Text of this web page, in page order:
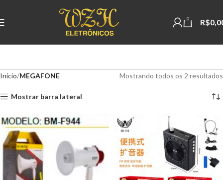
0 R$
Início MEGAFONE Mostrando todos os 2 resultados
Mostrar barra lateral